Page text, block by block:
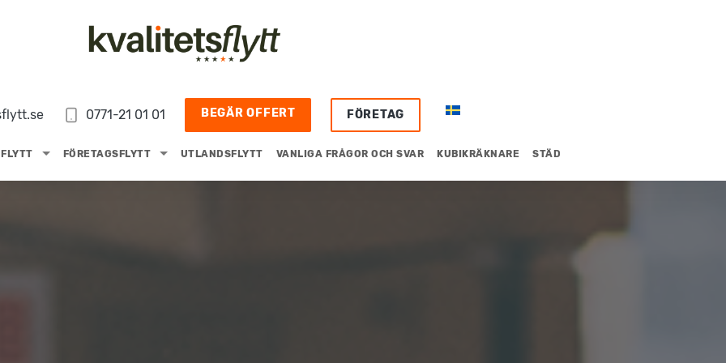
0771-21 01 01 BEGÄR OFFERT FÖRETAG
FLYTT FÖRETAGSFLYTT UTLANDSFLYTT VANLIGA FRÅGOR OCH SVAR KUBIKRÄKNARE STÄD